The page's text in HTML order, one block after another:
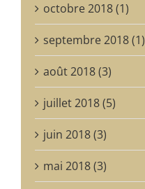
octobre 2018 (1)
septembre 2018 (1)
août 2018 (3)
juillet 2018 (5)
juin 2018 (3)
mai 2018 (3)